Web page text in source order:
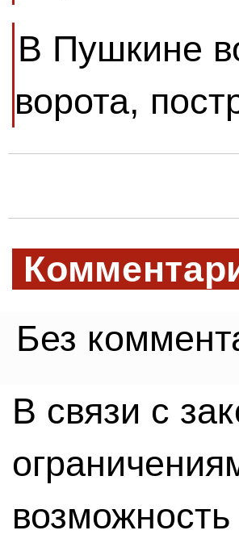
В Пушкине
ворота,
Без
В связи с